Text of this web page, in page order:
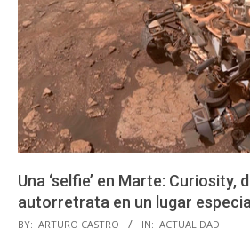
Una ‘selfie’ en Marte: Curiosity,
autorretrata en un lugar
2020-
BY: ARTURO CASTRO IN: ACTUALIDAD